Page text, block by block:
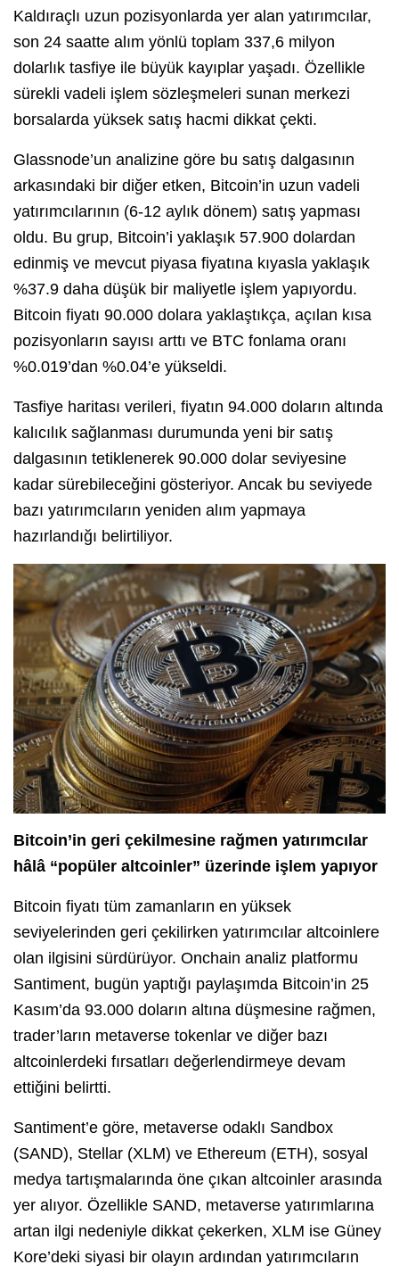
Kaldıraçlı uzun pozisyonlarda yer alan yatırımcılar,
son 24 saatte alım yönlü toplam 337,6 milyon
dolarlık tasfiye ile büyük kayıplar yaşadı. Özellikle
sürekli vadeli işlem sözleşmeleri sunan merkezi
borsalarda yüksek satış hacmi dikkat çekti.
Glassnode’un analizine göre bu satış dalgasının
arkasındaki bir diğer etken, Bitcoin’in uzun vadeli
yatırımcılarının (6-12 aylık dönem) satış yapması
oldu. Bu grup, Bitcoin’i yaklaşık 57.900 dolardan
edinmiş ve mevcut piyasa fiyatına kıyasla yaklaşık
%37.9 daha düşük bir maliyetle işlem yapıyordu.
Bitcoin fiyatı 90.000 dolara yaklaştıkça, açılan kısa
pozisyonların sayısı arttı ve BTC fonlama oranı
%0.019’dan %0.04’e yükseldi.
Tasfiye haritası verileri, fiyatın 94.000 doların altında
kalıcılık sağlanması durumunda yeni bir satış
dalgasının tetiklenerek 90.000 dolar seviyesine
kadar sürebileceğini gösteriyor. Ancak bu seviyede
bazı yatırımcıların yeniden alım yapmaya
hazırlandığı belirtiliyor.
Bitcoin’in geri çekilmesine rağmen yatırımcılar
hâlâ “popüler altcoinler” üzerinde işlem yapıyor
Bitcoin fiyatı tüm zamanların en yüksek
seviyelerinden geri çekilirken yatırımcılar altcoinlere
olan ilgisini sürdürüyor. Onchain analiz platformu
Santiment, bugün yaptığı paylaşımda Bitcoin’in 25
Kasım’da 93.000 doların altına düşmesine rağmen,
trader’ların metaverse tokenlar ve diğer bazı
altcoinlerdeki fırsatları değerlendirmeye devam
ettiğini belirtti.
Santiment’e göre, metaverse odaklı Sandbox
(SAND), Stellar (XLM) ve Ethereum (ETH), sosyal
medya tartışmalarında öne çıkan altcoinler arasında
yer alıyor. Özellikle SAND, metaverse yatırımlarına
artan ilgi nedeniyle dikkat çekerken, XLM ise Güney
Kore’deki siyasi bir olayın ardından yatırımcıların